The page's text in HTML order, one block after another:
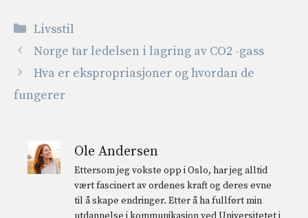
Kategorier
Livsstil
Norge tar ledelsen i lagring av CO2 -gass
Hva er ekspropriasjoner og hvordan de
fungerer
Ole Andersen
Ettersom jeg vokste opp i Oslo, har jeg alltid
vært fascinert av ordenes kraft og deres evne
til å skape endringer. Etter å ha fullført min